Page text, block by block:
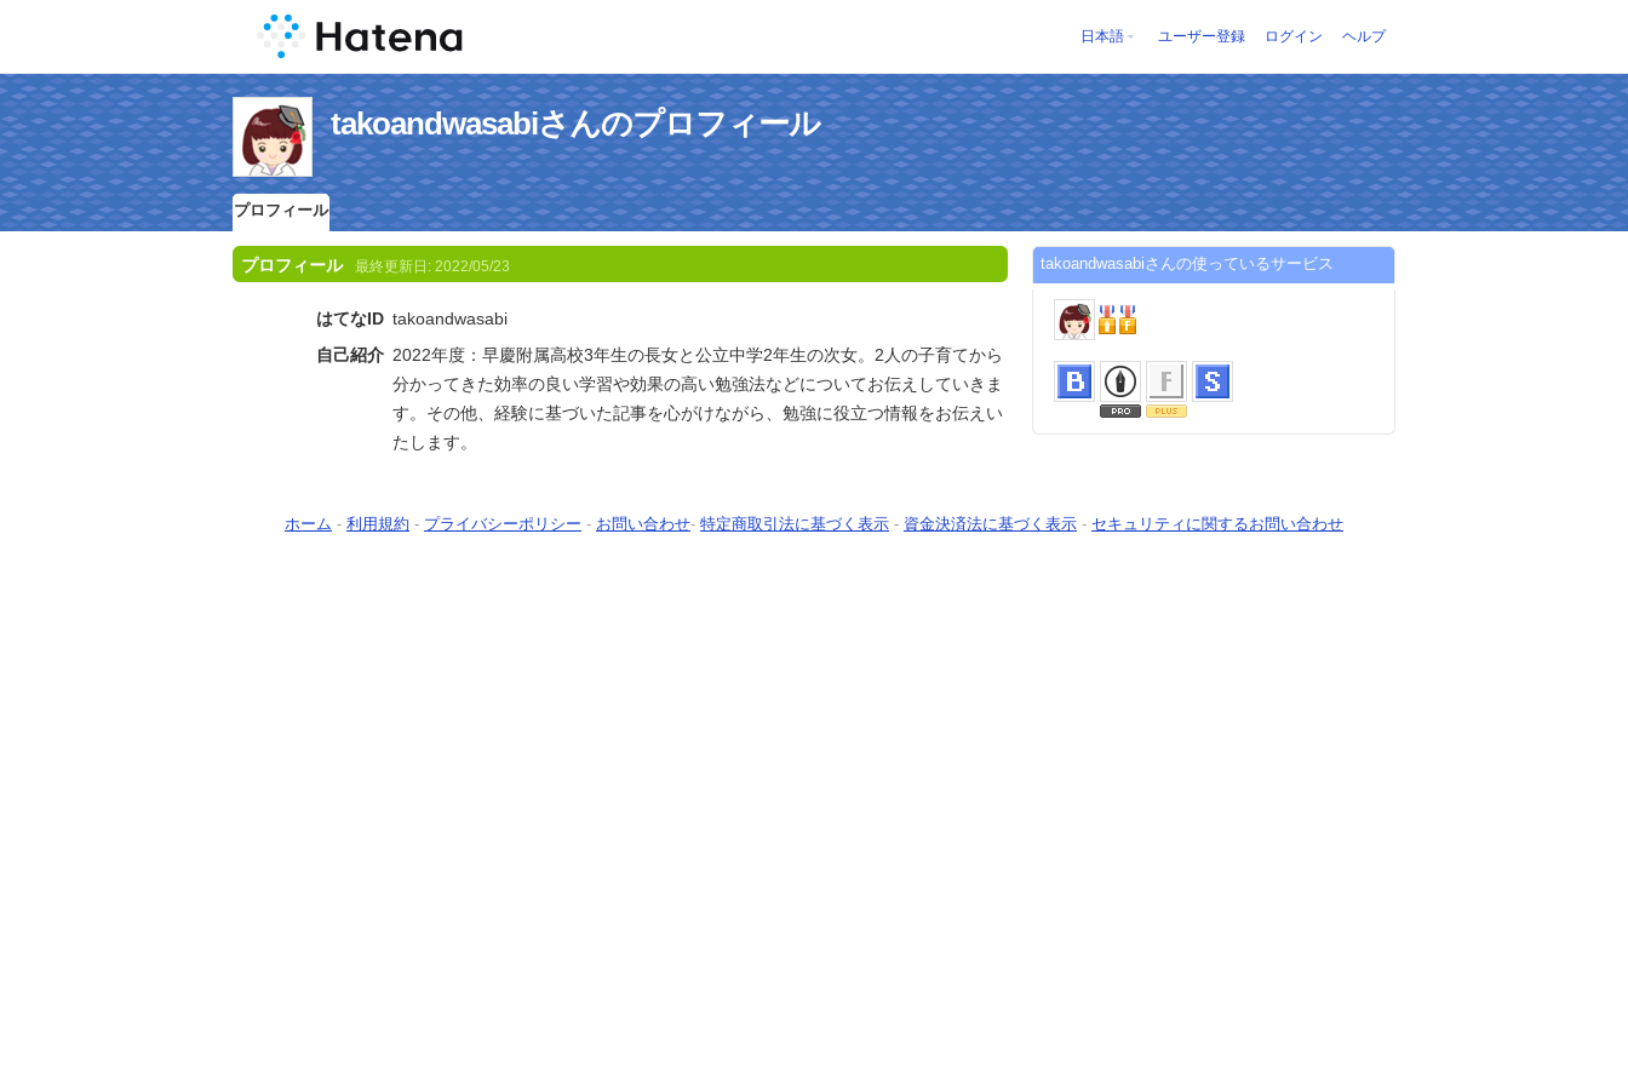
日本語 ユーザー登録 ログイン ヘルプ
takoandwasabiさんのプロフィール
プロフィール
プロフィール 最終更新日: 2022/05/23
はてなID takoandwasabi
自己紹介 2022年度：早慶附属高校3年生の長女と公立中学2年生の次女。2人の子育てから
分かってきた効率の良い学習や効果の高い勉強法などについてお伝えしていきま
す。その他、経験に基づいた記事を心がけながら、勉強に役立つ情報をお伝えい
たします。
takoandwasabiさんの使っているサービス
ホーム - 利用規約 - プライバシーポリシー - お問い合わせ- 特定商取引法に基づく表示 - 資金決済法に基づく表示 - セキュリティに関するお問い合わせ